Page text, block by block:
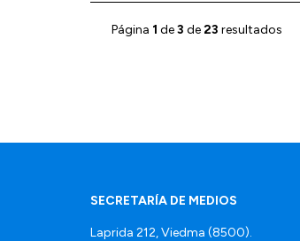
Página 1 de3 de23 resultados
SECRETARÍA DE MEDIOS
Laprida 212, Viedma (8500).